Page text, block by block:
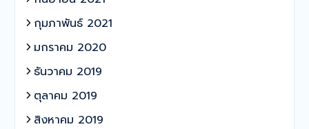
กุมภาพันธ์ 2021
มกราคม 2020
ธันวาคม 2019
ตุลาคม 2019
สิงหาคม 2019